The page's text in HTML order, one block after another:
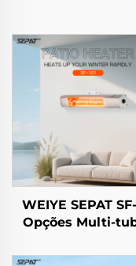
WEIYE SEPAT SF-
Opções Multi-
Halógeno Fibra